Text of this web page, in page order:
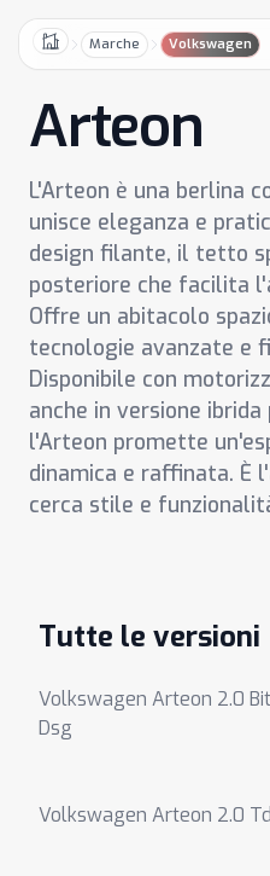
HomeMarche Volkswagen
Arteon
L'Arteon è una berlina
unisce eleganza e
design filante, il tetto
posteriore che facilita
Offre un abitacolo
tecnologie avanzate e
Disponibile con
anche in versione
l'Arteon promette
dinamica e raffinata. È
cerca stile e
Tutte le versioni
Volkswagen Arteon 2.0
Dsg
Volkswagen Arteon 2.0